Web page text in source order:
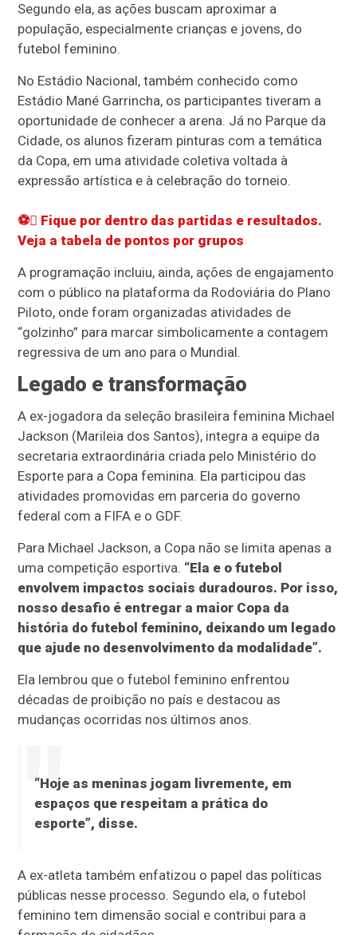
Segundo ela, as ações buscam aproximar a
população, especialmente crianças e jovens, do
futebol feminino.
No Estádio Nacional, também conhecido como
Estádio Mané Garrincha, os participantes tiveram a
oportunidade de conhecer a arena. Já no Parque da
Cidade, os alunos fizeram pinturas com a temática
da Copa, em uma atividade coletiva voltada à
expressão artística e à celebração do torneio.
⚽ Fique por dentro das partidas e resultados.
Veja a tabela de pontos por grupos
A programação incluiu, ainda, ações de engajamento
com o público na plataforma da Rodoviária do Plano
Piloto, onde foram organizadas atividades de
“golzinho” para marcar simbolicamente a contagem
regressiva de um ano para o Mundial.
Legado e transformação
A ex-jogadora da seleção brasileira feminina Michael
Jackson (Marileia dos Santos), integra a equipe da
secretaria extraordinária criada pelo Ministério do
Esporte para a Copa feminina. Ela participou das
atividades promovidas em parceria do governo
federal com a FIFA e o GDF.
Para Michael Jackson, a Copa não se limita apenas a
uma competição esportiva. “Ela e o futebol
envolvem impactos sociais duradouros. Por isso,
nosso desafio é entregar a maior Copa da
história do futebol feminino, deixando um legado
que ajude no desenvolvimento da modalidade”.
Ela lembrou que o futebol feminino enfrentou
décadas de proibição no país e destacou as
mudanças ocorridas nos últimos anos.
“Hoje as meninas jogam livremente, em
espaços que respeitam a prática do
esporte”, disse.
A ex-atleta também enfatizou o papel das políticas
públicas nesse processo. Segundo ela, o futebol
feminino tem dimensão social e contribui para a